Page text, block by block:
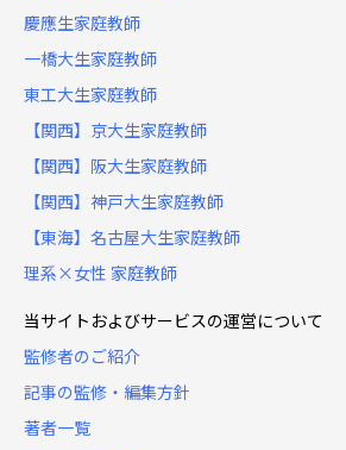
慶應生家庭教師
一橋大生家庭教師
東工大生家庭教師
【関西】京大生家庭教師
【関西】阪大生家庭教師
【関西】神戸大生家庭教師
【東海】名古屋大生家庭教師
理系×女性 家庭教師
当サイトおよびサービスの運営について
監修者のご紹介
記事の監修・編集方針
著者一覧